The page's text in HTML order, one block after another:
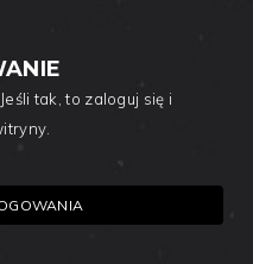
Jeśli tak, to zaloguj się i